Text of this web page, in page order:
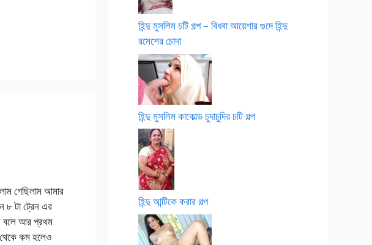
গেছিলাম আমার
৮ টা ট্রেন এর
বলে আর প্রথম
থেকে কম হলেও
হিন্দু মুসলিম চটি গল্প – বিধবা আয়েশার গুদে হিন্দু
রমেশের চোদা
হিন্দু মুসলিম কাকোল্ড চুদাচুদির চটি গল্প
হিন্দু আন্টিকে করার গল্প